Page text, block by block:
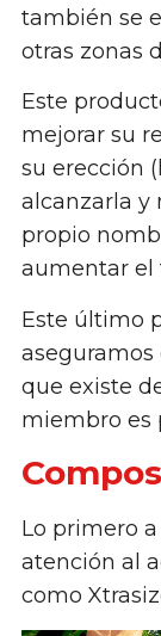
también se
otras zonas
Este
mejorar su
su erección
alcanzarla y
propio
aumentar el
Este último
aseguramos
que existe
miembro es
Lo primero
atención al
como